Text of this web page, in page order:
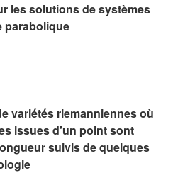
les solutions de systèmes
parabolique
variétés riemanniennes où
issues d'un point sont
suivis de quelques